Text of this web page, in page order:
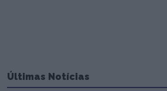
Últimas Notícias